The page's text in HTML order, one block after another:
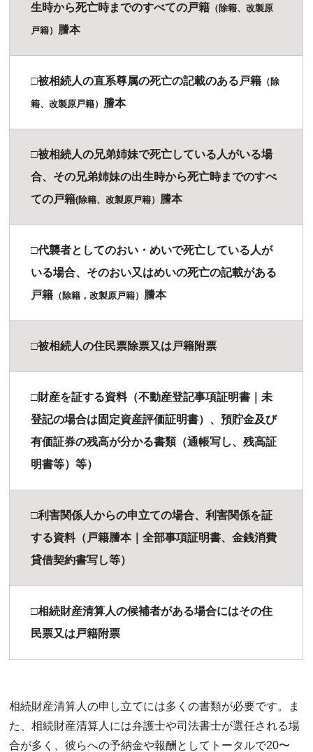
生時から死亡時までのすべての戸籍 （除籍、改製原
戸籍） 謄本
□被相続人の直系尊属の死亡の記載のある戸籍 （除
籍、改製原戸籍） 謄本
□被相続人の兄弟姉妹で死亡している人がいる場
合、その兄弟姉妹の出生時から死亡時までのすべ
ての戸籍(除籍、改製原戸籍） 謄本
□代襲者としてのおい・めいで死亡している人が
いる場合、そのおい又はめいの死亡の記載がある
戸籍 （除籍，改製原戸籍） 謄本
□被相続人の住民票除票又は戸籍附票
□財産を証する資料（不動産登記事項証明書｜未
登記の場合は固定資産評価証明書）、預貯金及び
有価証券の残高が分かる書類（通帳写し、残高証
明書等）等）
□利害関係人からの申立ての場合、利害関係を証
する資料（戸籍謄本｜全部事項証明書、金銭消費
貸借契約書写し等）
□相続財産清算人の候補者がある場合にはその住
民票又は戸籍附票
相続財産清算人の申し立てには多くの書類が必要です。ま
た、相続財産清算人には弁護士や司法書士が選任される場
合が多く、彼らへの予納金や報酬としてトータルで20〜